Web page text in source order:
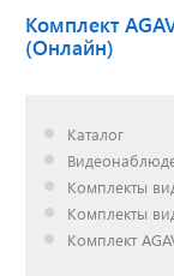
Комплект
(Онлайн)
Каталог
Комплекты
Комплекты
Комплект